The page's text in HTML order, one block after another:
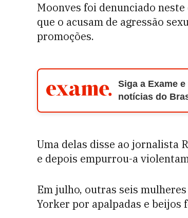
Moonves foi denunciado
que o acusam de agressão
promoções.
Siga a Exame
notícias do
Uma delas disse ao jornalista
e depois empurrou-a
Em julho, outras seis
Yorker por apalpadas e beijos